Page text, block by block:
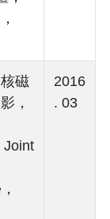
磁
，
Joint
2016
. 03